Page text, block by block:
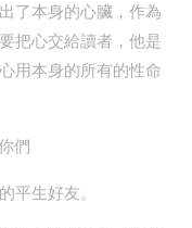
了本身的心臟，作為
把心交給讀者，他是
用本身的所有的性命
們
平生好友。